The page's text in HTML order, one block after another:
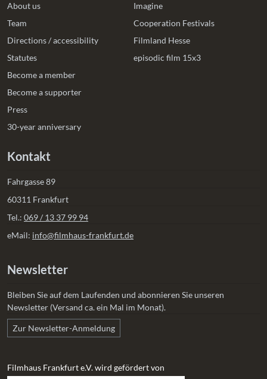
About us
Team
Directions / accessibility
Statutes
Become a member
Become a supporter
Press
30-year anniversary
Imagine
Cooperation Festivals
Filmland Hesse
episodic film 15x3
Kontakt
Fahrgasse 89
60311 Frankfurt
Tel.: 069 / 13 37 99 94
eMail: info@filmhaus-frankfurt.de
Newsletter
Bleiben Sie auf dem Laufenden und abonnieren Sie unseren
Newsletter (Versand ca. ein Mal im Monat).
Zur Newsletter-Anmeldung
Filmhaus Frankfurt e.V. wird gefördert von